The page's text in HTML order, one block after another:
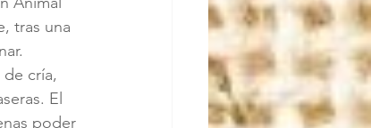
tras una
de cría,
El
poder